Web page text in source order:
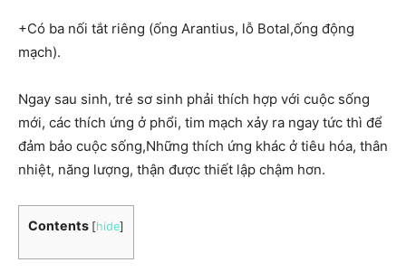
+Có ba nối tắt riêng (ống Arantius, lỗ Botal,ống động
mạch).
Ngay sau sinh, trẻ sơ sinh phải thích hợp với cuộc sống
mới, các thích ứng ở phổi, tim mạch xảy ra ngay tức thì để
đảm bảo cuộc sống,Những thích ứng khác ở tiêu hóa, thân
nhiệt, năng lượng, thận được thiết lập chậm hơn.
Contents [hide]